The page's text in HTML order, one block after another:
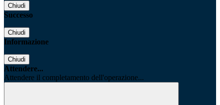
Chiudi
Successo
Chiudi
Informazione
Chiudi
Attendere...
Attendere il completamento dell'operazione...